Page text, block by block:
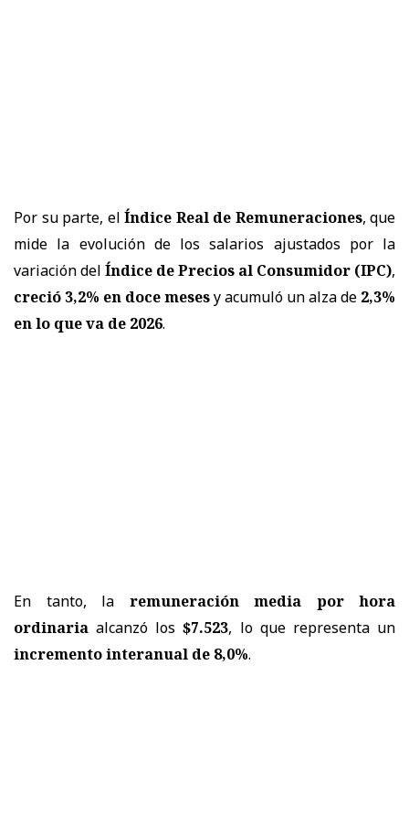
Por su parte, el Índice Real de Remuneraciones, que
mide la evolución de los salarios ajustados por la
variación del Índice de Precios al Consumidor (IPC),
creció 3,2% en doce mesesy acumuló un alza de 2,3%
en lo que va de 2026.
En tanto, la remuneración media por hora
ordinaria alcanzó los$7.523, lo que representa un
incremento interanual de 8,0%.